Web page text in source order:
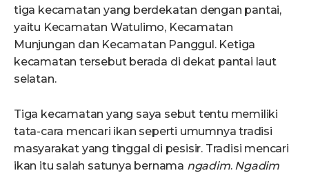
tiga kecamatan yang berdekatan dengan pantai,
yaitu Kecamatan Watulimo, Kecamatan
Munjungan dan Kecamatan Panggul. Ketiga
kecamatan tersebut berada di dekat pantai laut
selatan.
Tiga kecamatan yang saya sebut tentu memiliki
tata-cara mencari ikan seperti umumnya tradisi
masyarakat yang tinggal di pesisir. Tradisi mencari
ikan itu salah satunya bernama ngadim. Ngadim